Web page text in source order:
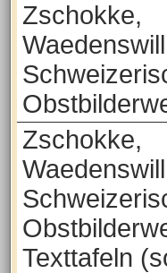
Zschokke,
Zschokke,
Texttafeln